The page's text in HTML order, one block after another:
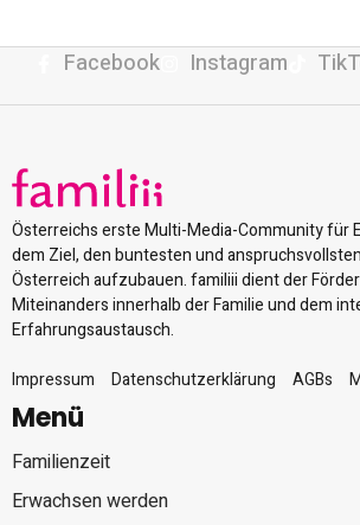
Facebook Instagram
Österreichs erste Multi-Media-Community für
dem Ziel, den buntesten und
Österreich aufzubauen. familiii dient der
Miteinanders innerhalb der Familie und dem
Erfahrungsaustausch.
Impressum
Datenschutzerklärung AGBs
Menü
Familienzeit
Erwachsen werden